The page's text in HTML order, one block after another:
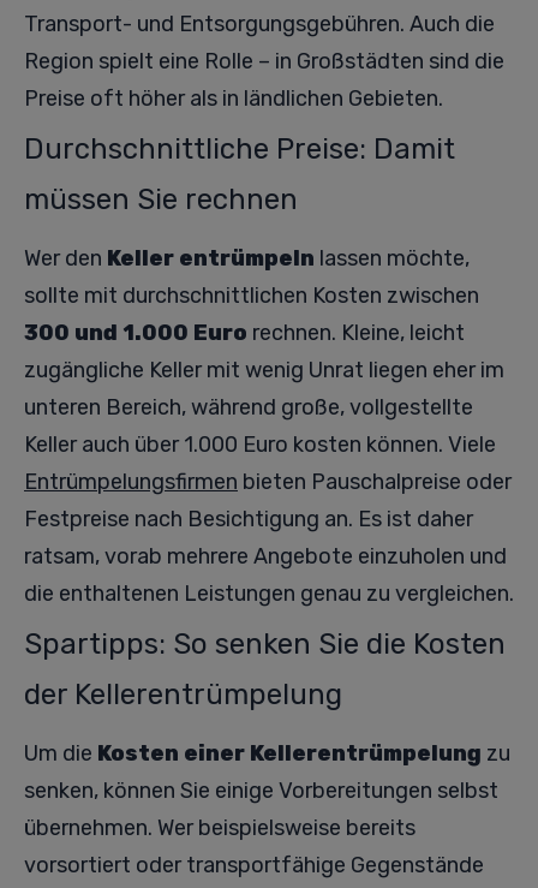
Transport- und Entsorgungsgebühren. Auch die
Region spielt eine Rolle – in Großstädten sind die
Preise oft höher als in ländlichen Gebieten.
Durchschnittliche Preise: Damit
müssen Sie rechnen
Wer den Keller entrümpeln lassen möchte,
sollte mit durchschnittlichen Kosten zwischen
300 und 1.000 Euro rechnen. Kleine, leicht
zugängliche Keller mit wenig Unrat liegen eher im
unteren Bereich, während große, vollgestellte
Keller auch über 1.000 Euro kosten können. Viele
Entrümpelungsfirmen bieten Pauschalpreise oder
Festpreise nach Besichtigung an. Es ist daher
ratsam, vorab mehrere Angebote einzuholen und
die enthaltenen Leistungen genau zu vergleichen.
Spartipps: So senken Sie die Kosten
der Kellerentrümpelung
Um die Kosten einer Kellerentrümpelung zu
senken, können Sie einige Vorbereitungen selbst
übernehmen. Wer beispielsweise bereits
vorsortiert oder transportfähige Gegenstände